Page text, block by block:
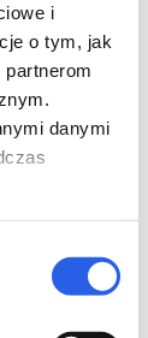
i
o tym, jak
danymi